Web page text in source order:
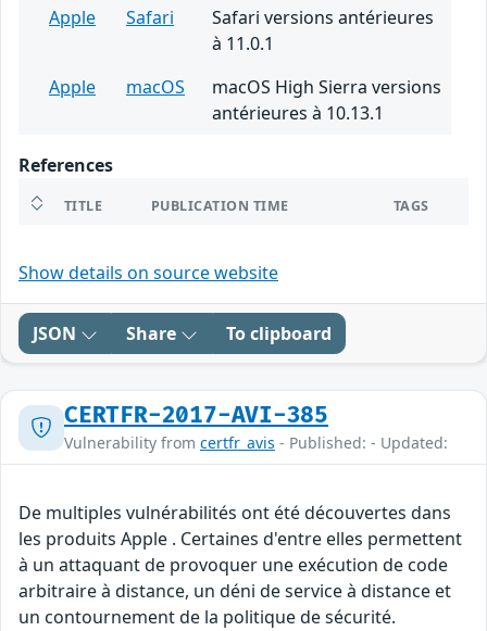
Apple
Safari
Safari versions antérieures
à 11.0.1
Apple
macOS
macOS High Sierra versions
antérieures à 10.13.1
References
TITLE PUBLICATION TIME TAGS
Show details on source website
JSON Share To clipboard
CERTFR-2017-AVI-385
Vulnerability from certfr_avis - Published: - Updated:
De multiples vulnérabilités ont été découvertes dans
les produits Apple . Certaines d'entre elles permettent
à un attaquant de provoquer une exécution de code
arbitraire à distance, un déni de service à distance et
un contournement de la politique de sécurité.